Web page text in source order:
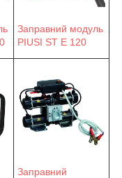
Заправний модуль
PIUSI ST E 120
Заправний